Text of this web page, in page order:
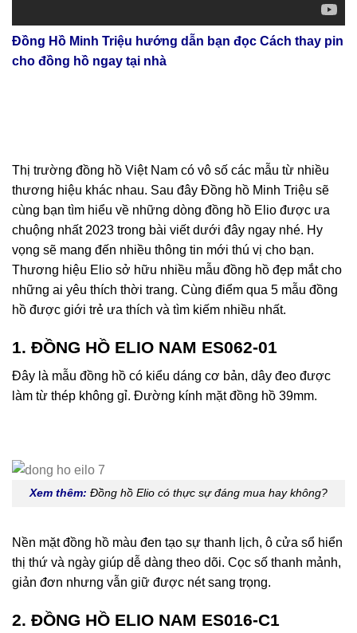
Đồng Hồ Minh Triệu hướng dẫn bạn đọc Cách thay pin
cho đồng hồ ngay tại nhà
Thị trường đồng hồ Việt Nam có vô số các mẫu từ nhiều
thương hiệu khác nhau. Sau đây Đồng hồ Minh Triệu sẽ
cùng bạn tìm hiểu về những dòng đồng hồ Elio được ưa
chuộng nhất 2023 trong bài viết dưới đây ngay nhé. Hy
vọng sẽ mang đến nhiều thông tin mới thú vị cho bạn.
Thương hiệu Elio sở hữu nhiều mẫu đồng hồ đẹp mắt cho
những ai yêu thích thời trang. Cùng điểm qua 5 mẫu đồng
hồ được giới trẻ ưa thích và tìm kiếm nhiều nhất.
1. ĐỒNG HỒ ELIO NAM ES062-01
Đây là mẫu đồng hồ có kiểu dáng cơ bản, dây đeo được
làm từ thép không gỉ. Đường kính mặt đồng hồ 39mm.
Xem thêm: Đồng hồ Elio có thực sự đáng mua hay không?
Nền mặt đồng hồ màu đen tạo sự thanh lịch, ô cửa sổ hiển
thị thứ và ngày giúp dễ dàng theo dõi. Cọc số thanh mảnh,
giản đơn nhưng vẫn giữ được nét sang trọng.
2. ĐỒNG HỒ ELIO NAM ES016-C1